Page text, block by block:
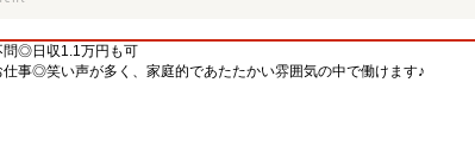
問◎日収1.1万円も可
事◎笑い声が多く、家庭的であたたかい雰囲気の中で働けます♪